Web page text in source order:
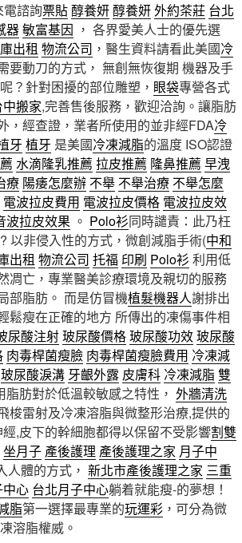
電諮詢票貼醇養妍醇養妍外約茶莊 台北
器敏富基因 ， 各界愛美人士的優先選
出租 物流公司 ，醫生資料請看此美國冷
要動刀的方式， 無創無恢復期 機器及手
？針對困擾的部位雕塑， 眼袋專營各式
中搬家,完善售後服務，歡迎洽詢。讓脂肪
，經查證，業者所使用的並非經FDA冷
牙 植牙 是美國冷凍減脂的溫度 ISO認證
水滴隆乳推薦 拉皮推薦 隆鼻推薦 早洩
療 陽痿怎麼辦 不舉 不舉治療 不舉怎麼
電波拉皮費用 電波拉皮價格 電波拉皮效
波拉皮效果 。 Polo衫同時譴責：此乃枉
? 以非侵入性的方式，微創減脂手術(中和
出租 物流公司 托福 印刷 Polo衫 利用低
凋亡，專業醫美診療環境及親切的服務
部脂肪。 而是仿冒機植髮機器人謝排出
鬆瘦在正確的地方 所傳出的凍傷事件相
尿酸注射玻尿酸價格玻尿酸功效玻尿酸
肉毒桿菌瘦臉 肉毒桿菌瘦臉費用 冷凍減
玻尿酸淚溝 牙齦外露 皮膚科 冷凍減脂 雙
脂肪對於低溫較敏感之特性， 外牆清洗
梭雷射及冷凍溶脂與微整形治療,提供的
,皮下的幹細胞都得以保留不受影響割雙
坐月子 產後護理 產後護理之家 月子中
人體的方式， 新北市產後護理之家 三重
心 台北月子中心躺着就能瘦-的夢想！
脂第一選擇最專業的玩運彩 ，可分為微
溶脂權威。